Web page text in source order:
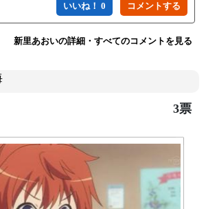
いいね！ 0
新里あおいの詳細・すべてのコメントを見る
3票